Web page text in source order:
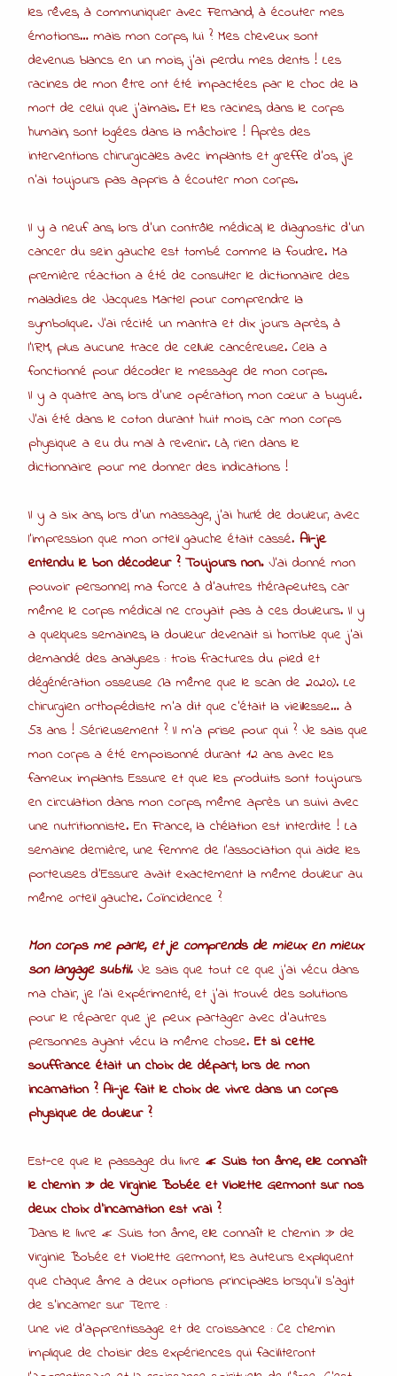
les rêves, à communiquer avec Fernand, à écouter mes
émotions… mais mon corps, lui ? Mes cheveux sont
devenus blancs en un mois, j’ai perdu mes dents ! Les
racines de mon être ont été impactées par le choc de la
mort de celui que j’aimais. Et les racines, dans le corps
humain, sont logées dans la mâchoire ! Après des
interventions chirurgicales avec implants et greffe d’os, je
n’ai toujours pas appris à écouter mon corps.
Il y a neuf ans, lors d’un contrôle médical, le diagnostic d’un
cancer du sein gauche est tombé comme la foudre. Ma
première réaction a été de consulter le dictionnaire des
maladies de Jacques Martel pour comprendre la
symbolique. J’ai récité un mantra et dix jours après, à
l’IRM, plus aucune trace de cellule cancéreuse. Cela a
fonctionné pour décoder le message de mon corps.
Il y a quatre ans, lors d’une opération, mon cœur a bugué.
J’ai été dans le coton durant huit mois, car mon corps
physique a eu du mal à revenir. Là, rien dans le
dictionnaire pour me donner des indications !
Il y a six ans, lors d’un massage, j’ai hurlé de douleur, avec
l’impression que mon orteil gauche était cassé.Ai-je
entendu le bon décodeur ? Toujours non.J’ai donné mon
pouvoir personnel, ma force à d’autres thérapeutes, car
même le corps médical ne croyait pas à ces douleurs. Il y
a quelques semaines, la douleur devenait si horrible que j’ai
demandé des analyses : trois fractures du pied et
dégénération osseuse (la même que le scan de 2020). Le
chirurgien orthopédiste m’a dit que c’était la vieillesse… à
53 ans ! Sérieusement ? Il m’a prise pour qui ? Je sais que
mon corps a été empoisonné durant 12 ans avec les
fameux implants Essure et que les produits sont toujours
en circulation dans mon corps, même après un suivi avec
une nutritionniste. En France, la chélation est interdite ! La
semaine dernière, une femme de l’association qui aide les
porteuses d’Essure avait exactement la même douleur au
même orteil gauche. Coïncidence ?
Mon corps me parle, et je comprends de mieux en mieux
son langage subtil.Je sais que tout ce que j’ai vécu dans
ma chair, je l’ai expérimenté, et j’ai trouvé des solutions
pour le réparer que je peux partager avec d’autres
personnes ayant vécu la même chose.Et si cette
souffrance était un choix de départ, lors de mon
incarnation ? Ai-je fait le choix de vivre dans un corps
physique de douleur ?
Est-ce que le passage du livre« Suis ton âme, elle connaît
le chemin » de Virginie Bobée et Violette Germont sur nos
deux choix d’incarnation est vrai ?
Dans le livre « Suis ton âme, elle connaît le chemin » de
Virginie Bobée et Violette Germont, les auteurs expliquent
que chaque âme a deux options principales lorsqu’il s’agit
de s’incarner sur Terre :
Une vie d’apprentissage et de croissance : Ce chemin
implique de choisir des expériences qui faciliteront